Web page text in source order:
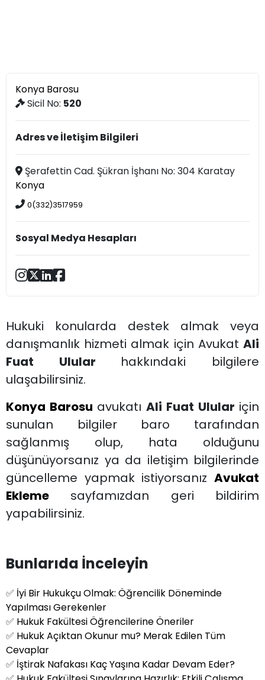
Konya Barosu
Sicil No: 520
Adres ve İletişim Bilgileri
Şerafettin Cad. Şükran İşhanı No: 304 Karatay
Konya
0(332)3517959
Sosyal Medya Hesapları
Hukuki konularda destek almak veya
danışmanlık hizmeti almak için Avukat Ali
Fuat Ulular hakkındaki bilgilere
ulaşabilirsiniz.
Konya Barosu avukatı Ali Fuat Ulular için
sunulan bilgiler baro tarafından
sağlanmış olup, hata olduğunu
düşünüyorsanız ya da iletişim bilgilerinde
güncelleme yapmak istiyorsanız Avukat
Ekleme sayfamızdan geri bildirim
yapabilirsiniz.
Bunlarıda İnceleyin
✅ İyi Bir Hukukçu Olmak: Öğrencilik Döneminde
Yapılması Gerekenler
✅ Hukuk Fakültesi Öğrencilerine Öneriler
✅ Hukuk Açıktan Okunur mu? Merak Edilen Tüm
Cevaplar
✅ İştirak Nafakası Kaç Yaşına Kadar Devam Eder?